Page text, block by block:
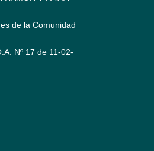
de la Comunidad
Nº 17 de 11-02-